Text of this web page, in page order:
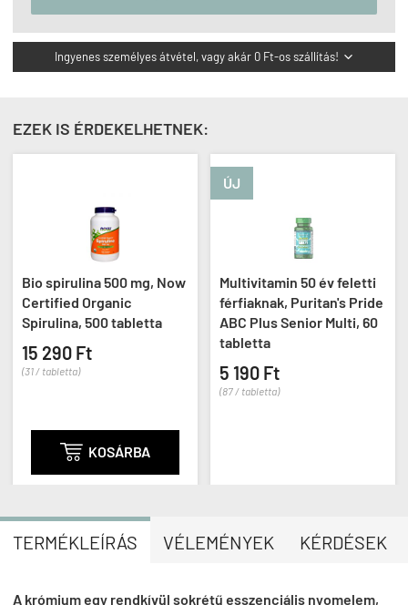
Ingyenes személyes átvétel, vagy akár 0 Ft-os szállítás! 
EZEK IS ÉRDEKELHETNEK:
Bio spirulina 500 mg, Now
Certified Organic
Spirulina, 500 tabletta
15 290 Ft
(31 / tabletta)
 KOSÁRBA
ÚJ
Multivitamin 50 év feletti
férfiaknak, Puritan's Pride
ABC Plus Senior Multi, 60
tabletta
5 190 Ft
(87 / tabletta)
TERMÉKLEÍRÁS VÉLEMÉNYEK KÉRDÉSEK
A krómium egy rendkívül sokrétű esszenciális nyomelem,